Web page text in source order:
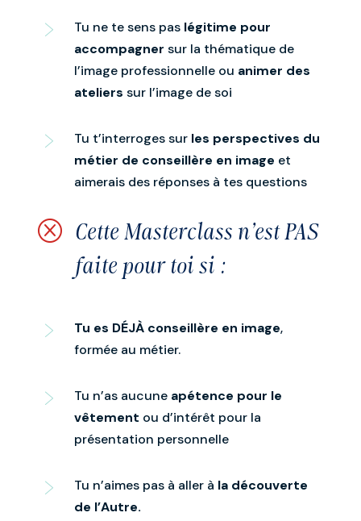
Tu ne te sens pas légitime pour
accompagner sur la thématique de
l’image professionnelle ou animer des
ateliers sur l’image de soi
Tu t’interroges sur les perspectives du
métier de conseillère en image et
aimerais des réponses à tes questions
Q
Cette Masterclass n'est PAS
faite pour toi si :
Tu es DÉJÀ conseillère en image,
formée au métier.
Tu n’as aucune apétence pour le
vêtement ou d’intérêt pour la
présentation personnelle
Tu n’aimes pas à aller à la découverte
de l’Autre.